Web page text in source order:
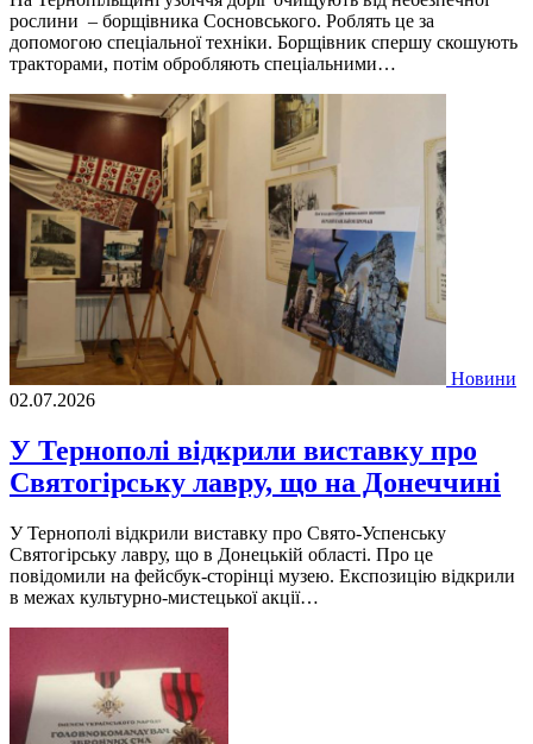
рослини – борщівника Сосновського. Роблять це за
допомогою спеціальної техніки. Борщівник спершу скошують
тракторами, потім обробляють спеціальними…
Новини
02.07.2026
У Тернополі відкрили виставку про
Святогірську лавру, що на Донеччині
У Тернополі відкрили виставку про Свято-Успенську
Святогірську лавру, що в Донецькій області. Про це
повідомили на фейсбук-сторінці музею. Експозицію відкрили
в межах культурно-мистецької акції…